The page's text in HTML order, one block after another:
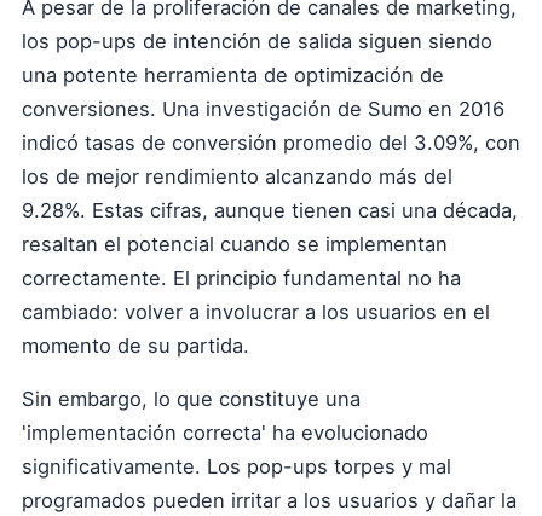
A pesar de la proliferación de canales de marketing,
los pop-ups de intención de salida siguen siendo
una potente herramienta de optimización de
conversiones. Una investigación de Sumo en 2016
indicó tasas de conversión promedio del 3.09%, con
los de mejor rendimiento alcanzando más del
9.28%. Estas cifras, aunque tienen casi una década,
resaltan el potencial cuando se implementan
correctamente. El principio fundamental no ha
cambiado: volver a involucrar a los usuarios en el
momento de su partida.
Sin embargo, lo que constituye una
'implementación correcta' ha evolucionado
significativamente. Los pop-ups torpes y mal
programados pueden irritar a los usuarios y dañar la